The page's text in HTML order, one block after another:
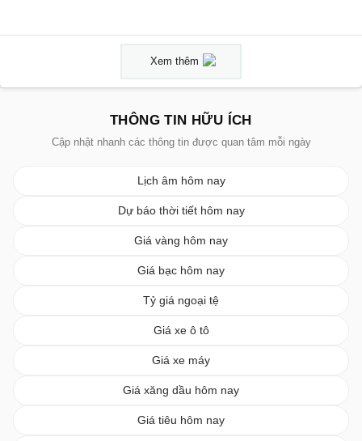
Xem thêm
THÔNG TIN HỮU ÍCH
Cập nhật nhanh các thông tin được quan tâm mỗi ngày
Lịch âm hôm nay
Dự báo thời tiết hôm nay
Giá vàng hôm nay
Giá bạc hôm nay
Tỷ giá ngoại tệ
Giá xe ô tô
Giá xe máy
Giá xăng dầu hôm nay
Giá tiêu hôm nay